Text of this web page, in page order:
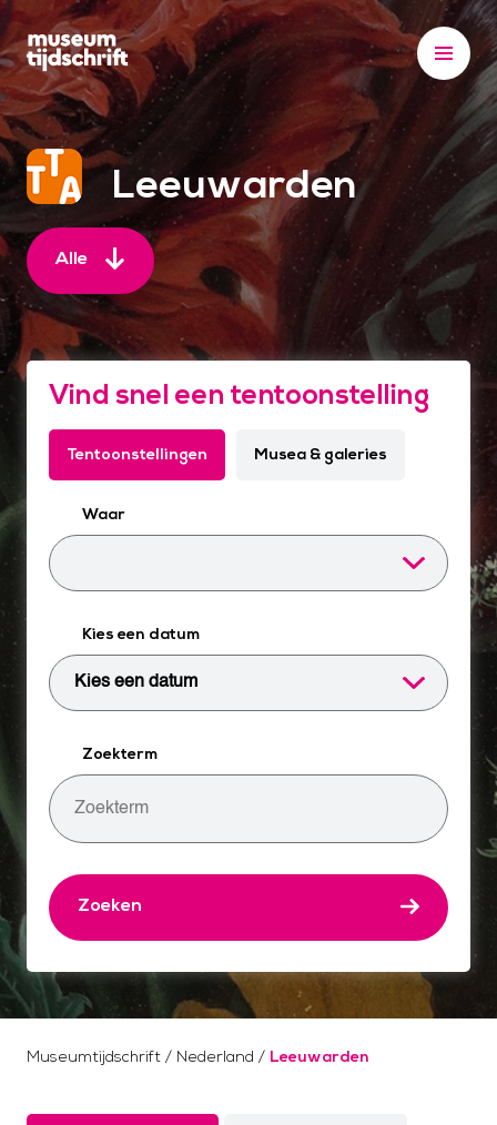
S
k
i
p
t
o
o
n
t
n
t
Leeuwarden
Alle
Vind snel een tentoonstelling
Tentoonstellingen Musea & galeries
Waar
Kies een datum
Zoekterm
Zoeken
Museumtijdschrift / Nederland / Leeuwarden